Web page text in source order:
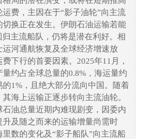
费，主因在于“影子油轮”向主流
切换正在发生。伊朗石油运输若能
归主流船队，仍将是潜在利好。相
运河通航恢复及全球经济增速放
下行的首要因素。2025年11月，
约占全球总量的0.8%，海运量约
的1%，且绝大部分流向中国。随着
海上运输正逐步转向主流油轮。
石油总量近期内难现剧变，因委内
升及随之而来的运输增量尚需时
里数的变化及“影子船队”向主流船